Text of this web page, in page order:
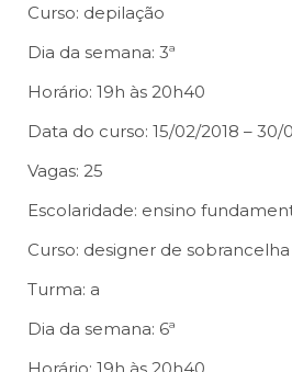
Curso: depilação
Dia da semana: 3ª
Horário: 19h às 20h40
Data do curso: 15/02/2018 – 30/
Vagas: 25
Escolaridade: ensino
Curso: designer de sobrancelha
Turma: a
Dia da semana: 6ª